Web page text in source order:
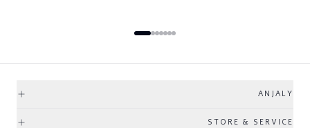
ANJALY
STORE & SERVICE